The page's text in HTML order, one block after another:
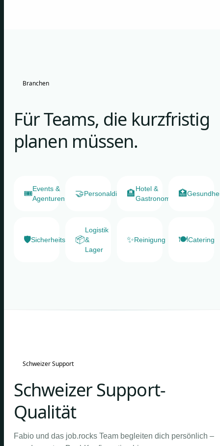
Branchen
Für Teams, die kurzfristig
planen müssen.
🎟️Events &
Agenturen
🤝Personaldienstleister
🏨Hotel &
Gastronomie
🏥
🛡️Sicherheitsdienste
📦
Logistik
&
Lager
✨Reinigung 🍽️Catering
Schweizer Support
Schweizer Support-
Qualität
Fabio und das job.rocks Team begleiten dich persönlich –